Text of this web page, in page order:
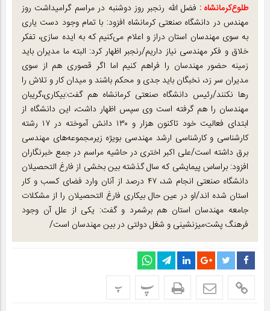
طلوع‌‌کرمانشاه : فضل الله رنجبر روز دوشنبه در مراسم گرامیداشت روز
مهندس در دانشگاه صنعتی کرمانشاه افزود: با تمام وجود دست یاری
به سوی مهندسان استان دراز و اعلام می‌کنیم که به ایده سازی، تفکر
خلاق و فکر مهندسی نیاز داریم/رنجبر اظهار کرد: البته ما مدیران باید
زمینه حضور مهندسان را فراهم کنیم اما اگر قصوری هم از سوی
مدیران سر زد، نخبگان باید جدی و محکم باشند و میدان کار و تلاش را
رها نکنند/رئیس دانشگاه صنعتی کرمانشاه هم گفت:بیکاری،گریبان
مهندسان را هم گرفته است وی سپس اظهار داشت، این دانشگاه از
ابتدای فعالیت خود تاکنون هزار و ۱۳۰ دانش آموخته در ۱۷ رشته
کارشناسی و کارشناسی ارشد مهندسی بویژه زیرمجموعه‌های مهندسی
برق داشته است/علی اکبر اختری در حاشیه مراسم در جمع خبرنگاران
افزود: براساس پیمایشی که سال گذشته بین بخشی از فارغ التحصیلان
دانشگاه صنعتی انجام شد، ۴۷ درصد از آنان وارد فضای کسب و کار
استان شده اند/او در عین حال بیکاری فارغ التحصیلان را از مشکلات
جامعه مهندسان استان هم برشمرد و گفت: یکی از علل آن وجود
فرهنگ پشت‌میزنشینی و شغل دولتی در بین مهندسان است/
پ پ